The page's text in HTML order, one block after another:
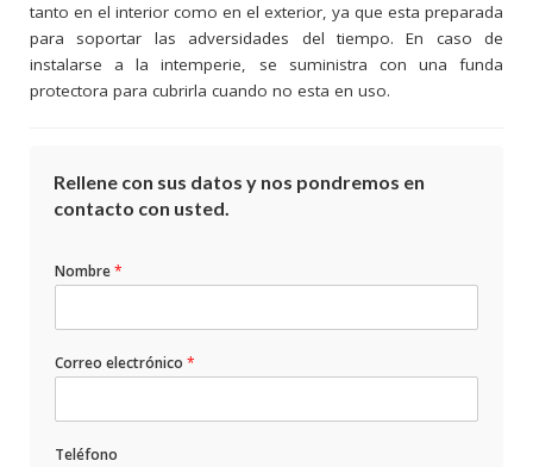
tanto en el interior como en el exterior, ya que esta preparada
para soportar las adversidades del tiempo. En caso de
instalarse a la intemperie, se suministra con una funda
protectora para cubrirla cuando no esta en uso.
Rellene con sus datos y nos pondremos en
contacto con usted.
Nombre*
Correo electrónico *
Teléfono